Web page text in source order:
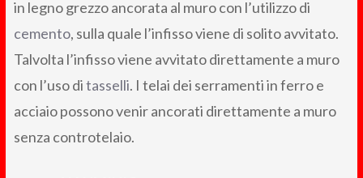
in legno grezzo ancorata al muro con l’utilizzo di
cemento, sulla quale l’infisso viene di solito avvitato.
Talvolta l’infisso viene avvitato direttamente a muro
con l’uso ditasselli. I telai dei serramenti in ferro e
acciaio possono venir ancorati direttamente a muro
senza controtelaio.